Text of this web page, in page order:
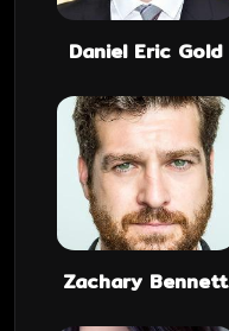
Daniel Eric Gold
Zachary Bennett